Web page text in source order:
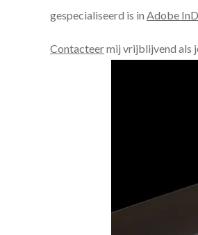
gespecialiseerd is in Adobe
Contacteermij vrijblijvend als